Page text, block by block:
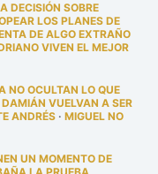
DECISIÓN SOBRE
LOS PLANES DE
DE ALGO EXTRAÑO
VIVEN EL MEJOR
NO OCULTAN LO QUE
VUELVAN A SER
ANDRÉS· MIGUEL NO
UN MOMENTO DE